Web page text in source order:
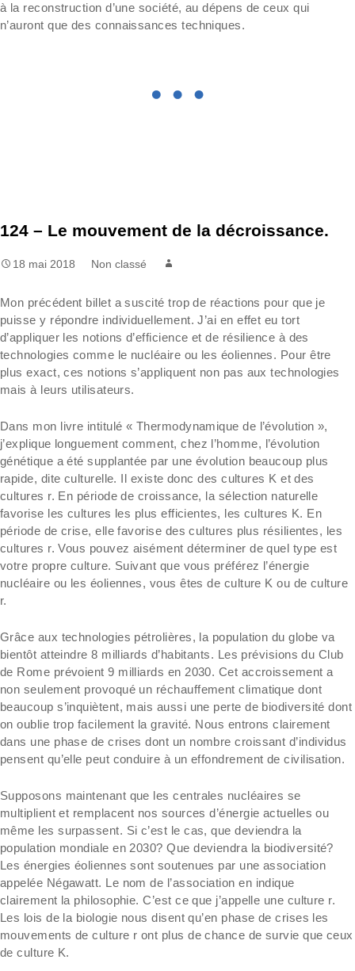
à la reconstruction d’une société, au dépens de ceux qui
n’auront que des connaissances techniques.
124 – Le mouvement de la décroissance.
18 mai 2018 Non classé
Mon précédent billet a suscité trop de réactions pour que je
puisse y répondre individuellement. J’ai en effet eu tort
d’appliquer les notions d’efficience et de résilience à des
technologies comme le nucléaire ou les éoliennes. Pour être
plus exact, ces notions s’appliquent non pas aux technologies
mais à leurs utilisateurs.
Dans mon livre intitulé « Thermodynamique de l’évolution »,
j’explique longuement comment, chez l’homme, l’évolution
génétique a été supplantée par une évolution beaucoup plus
rapide, dite culturelle. Il existe donc des cultures K et des
cultures r. En période de croissance, la sélection naturelle
favorise les cultures les plus efficientes, les cultures K. En
période de crise, elle favorise des cultures plus résilientes, les
cultures r. Vous pouvez aisément déterminer de quel type est
votre propre culture. Suivant que vous préférez l’énergie
nucléaire ou les éoliennes, vous êtes de culture K ou de culture
r.
Grâce aux technologies pétrolières, la population du globe va
bientôt atteindre 8 milliards d’habitants. Les prévisions du Club
de Rome prévoient 9 milliards en 2030. Cet accroissement a
non seulement provoqué un réchauffement climatique dont
beaucoup s’inquiètent, mais aussi une perte de biodiversité dont
on oublie trop facilement la gravité. Nous entrons clairement
dans une phase de crises dont un nombre croissant d’individus
pensent qu’elle peut conduire à un effondrement de civilisation.
Supposons maintenant que les centrales nucléaires se
multiplient et remplacent nos sources d’énergie actuelles ou
même les surpassent. Si c’est le cas, que deviendra la
population mondiale en 2030? Que deviendra la biodiversité?
Les énergies éoliennes sont soutenues par une association
appelée Négawatt. Le nom de l’association en indique
clairement la philosophie. C’est ce que j’appelle une culture r.
Les lois de la biologie nous disent qu’en phase de crises les
mouvements de culture r ont plus de chance de survie que ceux
de culture K.